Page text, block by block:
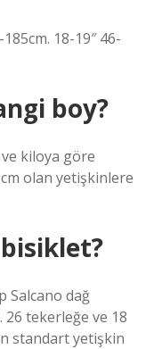
18-19″ 46-
boy?
kiloya göre
olan yetişkinlere
Salcano dağ
26 tekerleğe ve 18
standart yetişkin